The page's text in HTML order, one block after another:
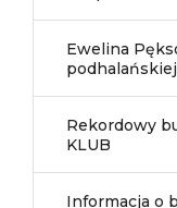
Ewelina
podhalańskiej
Rekordowy
KLUB
Informacja o